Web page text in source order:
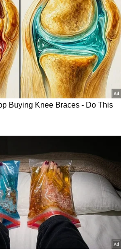
దేవరపల్లిలో అడుగుపెట్టిన జగన్
భారీగా తరలి వచ్చిన ఫ్యాన్స్ | YS
Jagan East Godavari Tour
Devarapalli
ఎలా
| Hushar
Meet | Actor
మోదీ మాస్టర్
for Viksit